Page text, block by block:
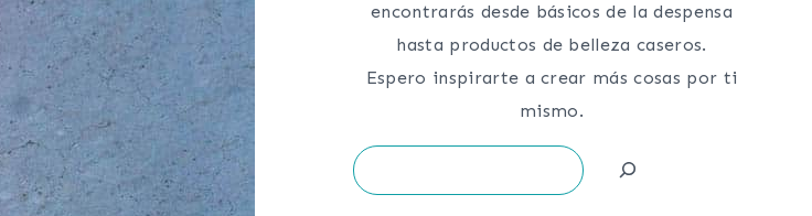
encontrarás desde básicos de la despensa
hasta productos de belleza caseros.
Espero inspirarte a crear más cosas por ti
mismo.
Search